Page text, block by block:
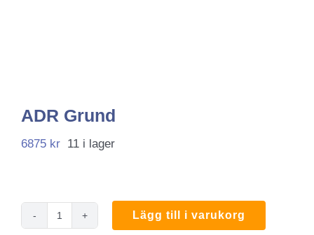
ADR Grund
6875 kr 11 i lager
Lägg till i varukorg